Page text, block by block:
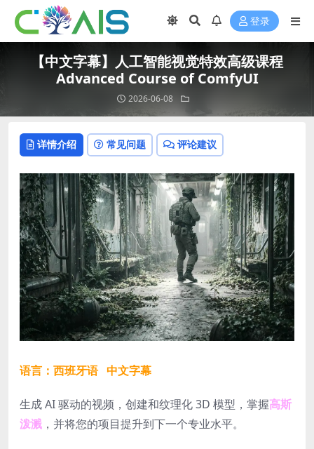
登录
【中文字幕】人工智能视觉特效高级课程
Advanced Course of ComfyUI
2026-06-08
详情介绍 常见问题 评论建议
语言：西班牙语 中文字幕
生成 AI 驱动的视频，创建和纹理化 3D 模型，掌握高斯
泼溅 ，并将您的项目提升到下一个专业水平。